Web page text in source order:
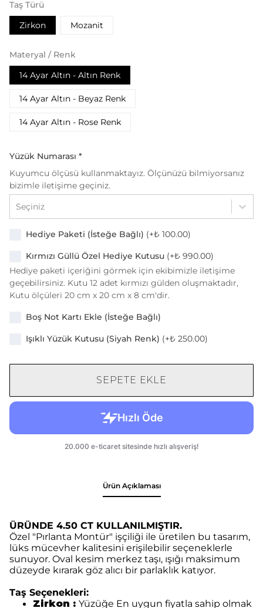
Taş Türü
Zirkon
Mozanit
Materyal / Renk
14 Ayar Altın - Altın Renk
14 Ayar Altın - Beyaz Renk
14 Ayar Altın - Rose Renk
Yüzük Numarası *
Kuyumcu ölçüsü kullanmaktayız. Ölçünüzü bilmiyorsanız
bizimle iletişime geçiniz.
Seçiniz
Hediye Paketi (İsteğe Bağlı) (+₺ 100.00)
Kırmızı Güllü Özel Hediye Kutusu (+₺ 990.00)
Hediye paketi içeriğini görmek için ekibimizle iletişime
geçebilirsiniz. Kutu 12 adet kırmızı gülden oluşmaktadır,
Kutu ölçüleri 20 cm x 20 cm x 8 cm'dir.
Boş Not Kartı Ekle (İsteğe Bağlı)
Işıklı Yüzük Kutusu (Siyah Renk) (+₺ 250.00)
SEPETE EKLE
Ürün Açıklaması
ÜRÜNDE 4.50 CT KULLANILMIŞTIR.
Özel "Pırlanta Montür" işçiliği ile üretilen bu tasarım,
lüks mücevher kalitesini erişilebilir seçeneklerle
sunuyor. Oval kesim merkez taşı, ışığı maksimum
düzeyde kırarak göz alıcı bir parlaklık katıyor.
Taş Seçenekleri:
Zirkon : Yüzüğe En uygun fiyatla sahip olmak